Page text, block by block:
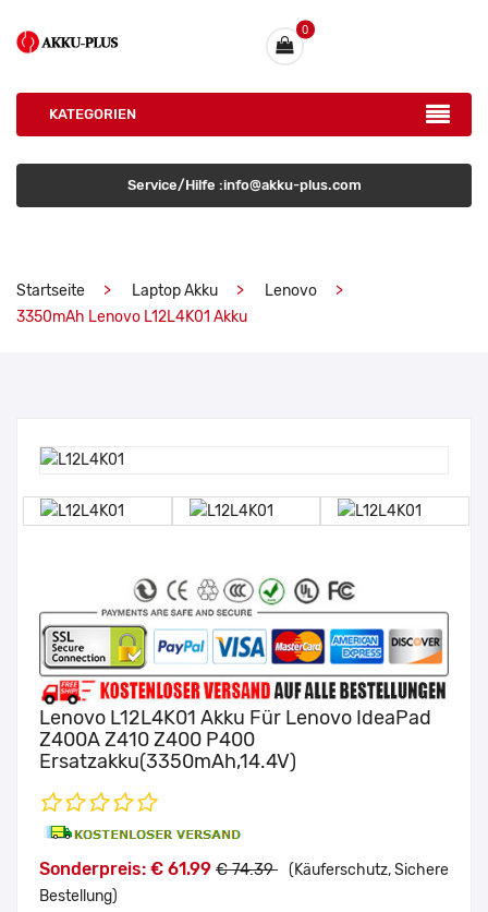
0
KATEGORIEN
Service/Hilfe :info@akku-plus.com
Startseite Laptop Akku
Lenovo
3350mAh Lenovo L12L4K01 Akku
Lenovo L12L4K01 Akku Für Lenovo IdeaPad
Z400A Z410 Z400 P400
Ersatzakku(3350mAh,14.4V)
Sonderpreis: € 61.99 € 74.39 (Käuferschutz, Sichere
Bestellung)